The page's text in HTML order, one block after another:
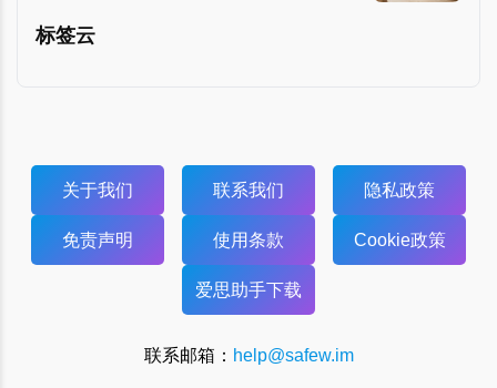
标签云
关于我们 联系我们 隐私政策
免责声明 使用条款 Cookie政策
爱思助手下载
联系邮箱： help@safew.im